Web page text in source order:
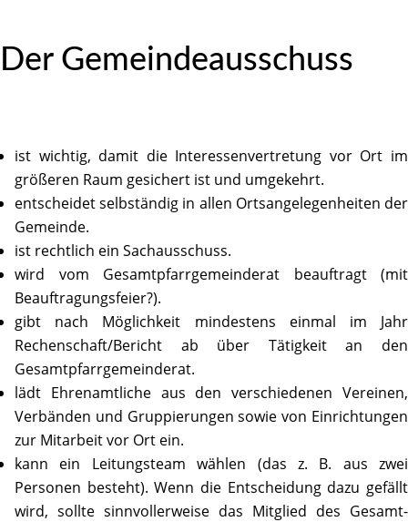
Der Gemein­de­aus­schuss
ist wichtig, damit die Inter­es­sen­ver­tre­tung vor Ort im
größeren Raum gesi­chert ist und umgekehrt.
entscheidet selb­ständig in allen Orts­an­ge­le­gen­heiten der
Gemeinde.
ist recht­lich ein Sachausschuss.
wird vom Gesamt­pfarr­ge­mein­derat beauf­tragt (mit
Beauftragungsfeier?).
gibt nach Möglich­keit mindes­tens einmal im Jahr
Rechenschaft/Bericht ab über Tätig­keit an den
Gesamtpfarrgemeinderat.
lädt Ehren­amt­liche aus den verschie­denen Vereinen,
Verbänden und Grup­pie­rungen sowie von Einrich­tungen
zur Mitar­beit vor Ort ein.
kann ein Leitungs­team wählen (das z. B. aus zwei
Personen besteht). Wenn die Entschei­dung dazu gefällt
wird, sollte sinn­vol­ler­weise das Mitglied des Gesamt­